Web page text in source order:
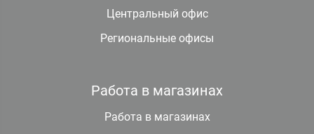
Центральный офис
Региональные офисы
Работа в магазинах
Работа в магазинах